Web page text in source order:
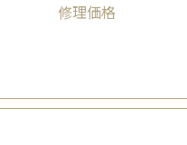
修理価格